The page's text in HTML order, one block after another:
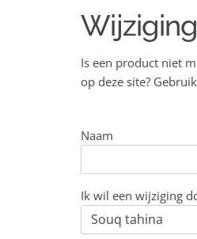
Is een product niet
op deze site?
Naam
Ik wil een wijziging